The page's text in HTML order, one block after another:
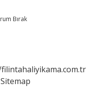
Bırak
Sitemap